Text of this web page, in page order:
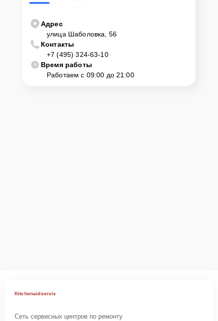
Адрес
улица Шаболовка, 56
Контакты
+7 (495) 324-63-10
Время работы
Работаем с 09:00 до 21:00
Kitchenaidservis
Сеть сервисных центров по ремонту